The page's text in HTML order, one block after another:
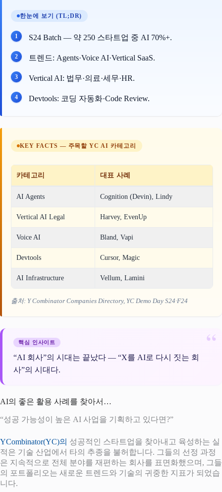
한눈에 보기 (TL;DR)
S24 Batch — 약 250 스타트업 중 AI 70%+.
트렌드: Agents·Voice AI·Vertical SaaS.
Vertical AI: 법무·의료·세무·HR.
Devtools: 코딩 자동화·Code Review.
KEY FACTS — 주목할 YC AI 카테고리
카테고리 대표 사례
AI Agents Cognition (Devin), Lindy
Vertical AI Legal Harvey, EvenUp
Voice AI Bland, Vapi
Devtools Cursor, Magic
AI Infrastructure Vellum, Lamini
출처: Y Combinator Companies Directory, YC Demo Day S24·F24
핵심 인사이트
“AI 회사”의 시대는 끝났다 — “X를 AI로 다시 짓는 회
사”의 시대다.
AI의 좋은 활용 사례를 찾아서…
“성공 가능성이 높은 AI 사업을 기획하고 있다면?”
YCombinator(YC)의 성공적인 스타트업을 찾아내고 육성하는 실
적은 기술 산업에서 타의 추종을 불허합니다. 그들의 선정 과정
은 지속적으로 전체 분야를 재편하는 회사를 표면화했으며, 그들
의 포트폴리오는 새로운 트렌드와 기술의 귀중한 지표가 되었습
니다.